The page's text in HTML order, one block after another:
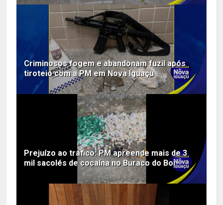
Criminosos fogem e abandonam fuzil após
tiroteio com a PM em Nova Iguaçu
Prejuízo ao tráfico: PM apreende mais de 3
mil sacolés de cocaína no Buraco do Boi